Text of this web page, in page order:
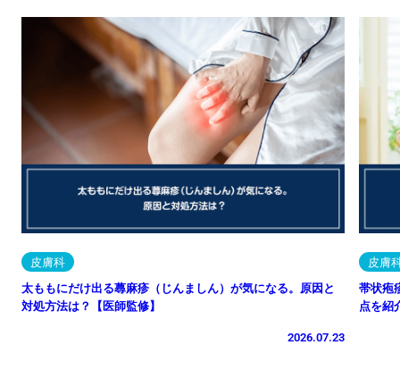
皮膚科
太ももにだけ出る蕁麻疹（じんましん）が気になる。原因と
対処方法は？【医師監修】
2026.07.23
皮膚
帯状疱
点を紹